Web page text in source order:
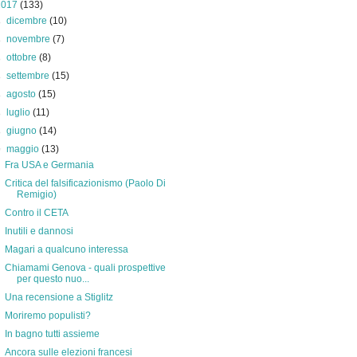
(133)
dicembre(10)
novembre(7)
ottobre(8)
settembre(15)
agosto(15)
luglio(11)
giugno(14)
maggio(13)
Fra USA e Germania
Critica del falsificazionismo (Paolo Di
Remigio)
Contro il CETA
Inutili e dannosi
Magari a qualcuno interessa
Chiamami Genova - quali prospettive
per questo nuo...
Una recensione a Stiglitz
Moriremo populisti?
In bagno tutti assieme
Ancora sulle elezioni francesi